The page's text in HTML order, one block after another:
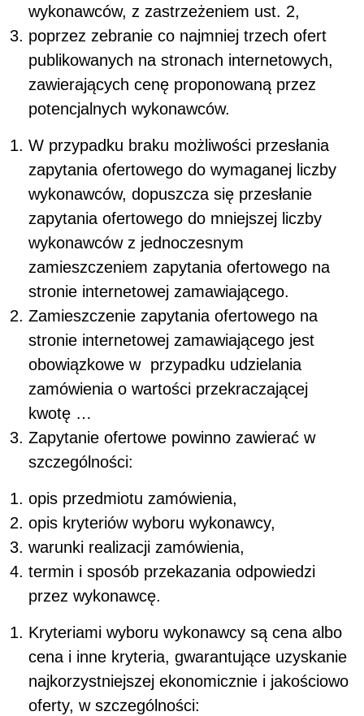
wykonawców, z zastrzeżeniem ust. 2,
poprzez zebranie co najmniej trzech ofert
publikowanych na stronach internetowych,
zawierających cenę proponowaną przez
potencjalnych wykonawców.
W przypadku braku możliwości przesłania
zapytania ofertowego do wymaganej liczby
wykonawców, dopuszcza się przesłanie
zapytania ofertowego do mniejszej liczby
wykonawców z jednoczesnym
zamieszczeniem zapytania ofertowego na
stronie internetowej zamawiającego.
Zamieszczenie zapytania ofertowego na
stronie internetowej zamawiającego jest
obowiązkowe w przypadku udzielania
zamówienia o wartości przekraczającej
kwotę …
Zapytanie ofertowe powinno zawierać w
szczególności:
opis przedmiotu zamówienia,
opis kryteriów wyboru wykonawcy,
warunki realizacji zamówienia,
termin i sposób przekazania odpowiedzi
przez wykonawcę.
Kryteriami wyboru wykonawcy są cena albo
cena i inne kryteria, gwarantujące uzyskanie
najkorzystniejszej ekonomicznie i jakościowo
oferty, w szczególności: